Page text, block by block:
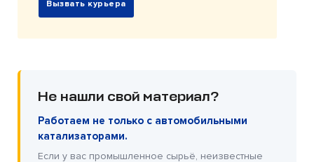
Вызвать курьера
Не нашли свой материал?
Работаем не только с автомобильными
катализаторами.
Если у вас промышленное сырьё, неизвестные